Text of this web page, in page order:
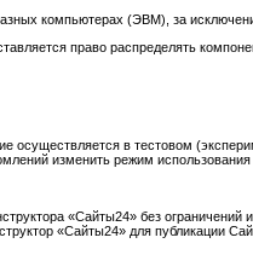
компьютерах (ЭВМ), за
право распределять
в тестовом
изменить режим
«Сайты24» без
«Сайты24» для публикации